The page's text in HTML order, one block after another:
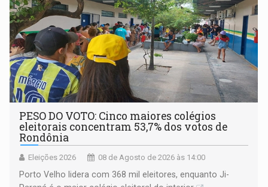
PESO DO VOTO: Cinco maiores colégios
eleitorais concentram 53,7% dos votos de
Rondônia
Eleições 2026 08 de Agosto de 2026 às 14:00
Porto Velho lidera com 368 mil eleitores, enquanto Ji-